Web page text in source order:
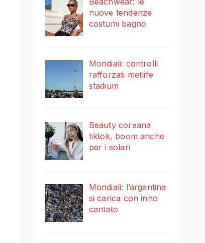
nuove tendenze
costumi bagno
Mondiali: controlli
rafforzati metlife
stadium
Beauty coreana
tiktok, boom anche
per i solari
Mondiali: l’argentina
si carica con inno
cantato